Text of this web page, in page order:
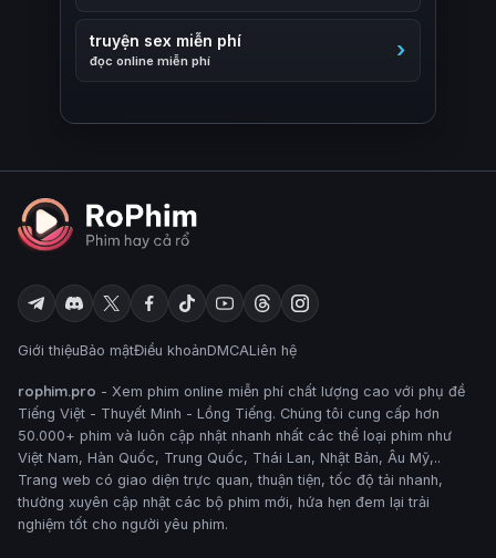
truyện sex miễn phí
đọc online miễn phí
Giới thiệuBảo mậtĐiều khoảnDMCALiên hệ
rophim.pro - Xem phim online miễn phí chất lượng cao với phụ đề
Tiếng Việt - Thuyết Minh - Lồng Tiếng. Chúng tôi cung cấp hơn
50.000+ phim và luôn cập nhật nhanh nhất các thể loại phim như
Việt Nam, Hàn Quốc, Trung Quốc, Thái Lan, Nhật Bản, Âu Mỹ,..
Trang web có giao diện trực quan, thuận tiện, tốc độ tải nhanh,
thường xuyên cập nhật các bộ phim mới, hứa hẹn đem lại trải
nghiệm tốt cho người yêu phim.